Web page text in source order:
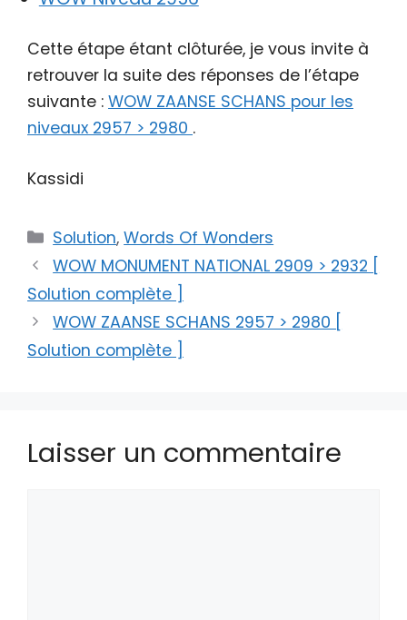
Cette étape étant clôturée, je vous invite à
retrouver la suite des réponses de l’étape
suivante : WOW ZAANSE SCHANS pour les
niveaux 2957 > 2980 .
Kassidi
Catégories
Solution,Words Of Wonders
WOW MONUMENT NATIONAL 2909 > 2932 [
Solution complète ]
WOW ZAANSE SCHANS 2957 > 2980 [
Solution complète ]
Laisser un commentaire